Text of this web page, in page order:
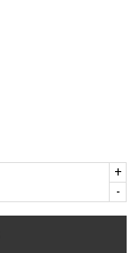
-
+